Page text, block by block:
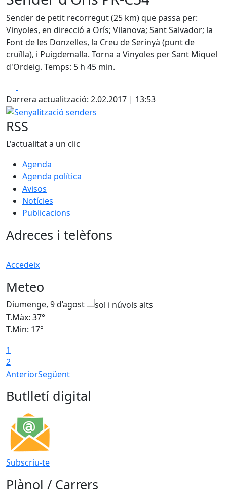
Sender de petit recorregut (25 km) que passa per:
Vinyoles, en direcció a Orís; Vilanova; Sant Salvador; la
Font de les Donzelles, la Creu de Serinyà (punt de
cruïlla), i Puigdemalla. Torna a Vinyoles per Sant Miquel
d'Ordeig. Temps: 5 h 45 min.
Darrera actualització: 2.02.2017 | 13:53
Senyalització senders
RSS
L'actualitat a un clic
Agenda
Agenda política
Avisos
Notícies
Publicacions
Adreces i telèfons
Accedeix
Meteo
Diumenge, 9 d’agost
T.Màx: 37°
T.Min: 17°
1
2
AnteriorSegüent
Butlletí digital
Subscriu-te
Plànol / Carrers